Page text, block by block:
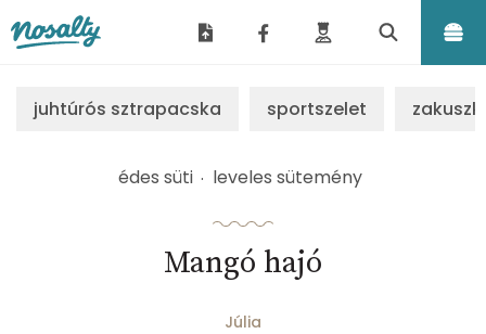
juhtúrós sztrapacska sportszelet
édes süti leveles sütemény
Mangó hajó
Júlia